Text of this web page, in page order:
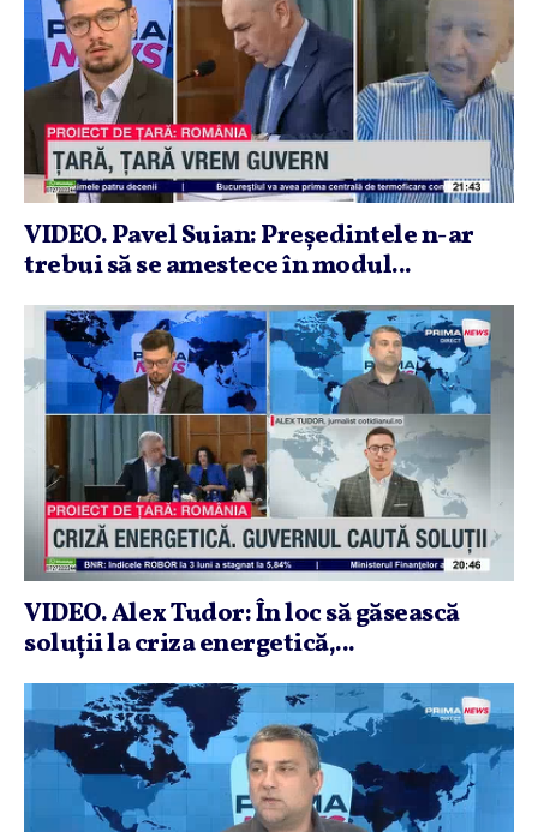
VIDEO. Pavel Suian: Preşedintele n-ar
trebui să se amestece în modul...
VIDEO. Alex Tudor: În loc să găsească
soluţii la criza energetică,...